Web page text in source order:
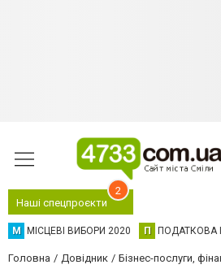
Наші спецпроєкти
2
М МІСЦЕВІ ВИБОРИ 2020 П ПОДАТКОВА
Головна Довідник Бізнес-послуги,